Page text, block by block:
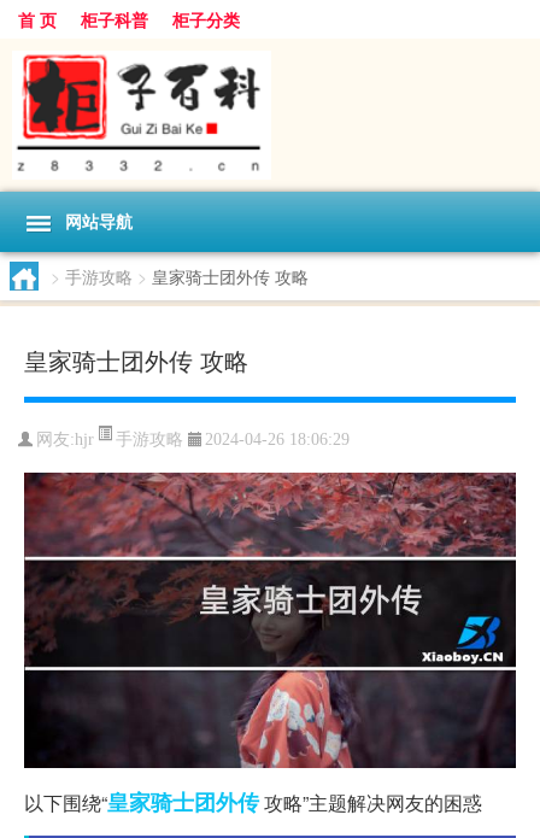
首 页 柜子科普 柜子分类
网站导航
> 手游攻略 > 皇家骑士团外传 攻略
皇家骑士团外传 攻略
网友:hjr 手游攻略 2024-04-26 18:06:29
以下围绕“皇家骑士团外传攻略”主题解决网友的困惑